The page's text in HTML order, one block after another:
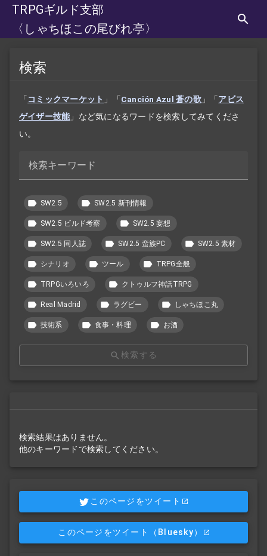
TRPGギルド支部
〈しゃちほこの尾びれ亭〉
検索
「 コミックマーケット 」「 Canción Azul 蒼の歌」「 アビス
ゲイザー技能」など気になるワードを検索してみてくださ
い。
検索キーワード
SW2.5 SW2.5 新刊情報
SW2.5 ビルド考察 SW2.5 妄想
SW2.5 同人誌 SW2.5 蛮族PC SW2.5 素材
シナリオ ツール TRPG全般
TRPGいろいろ クトゥルフ神話TRPG
Real Madrid ラグビー しゃちほこ丸
技術系 食事・料理 お酒
検索する
検索結果はありません。
他のキーワードで検索してください。
このページをツイート
このページをツイート （Bluesky）